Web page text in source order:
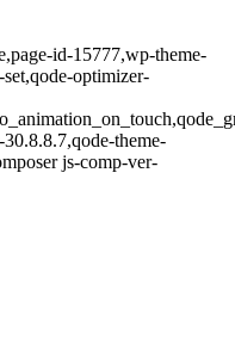
id-15777,wp-theme-
optimizer-
theme-
js-comp-ver-